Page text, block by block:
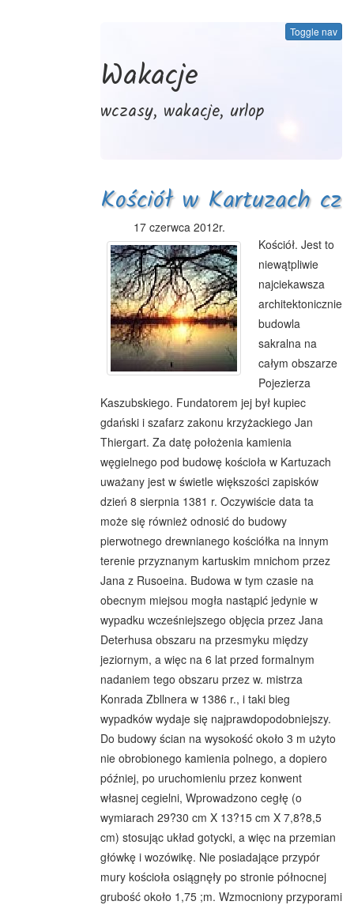
Toggle nav
Wakacje
wczasy, wakacje, urlop
Kościół w Kartuzach cz
1.
17 czerwca 2012r.
Kościół. Jest to
niewątpliwie
najciekawsza
architektonicznie
budowla
sakralna na
całym obszarze
Pojezierza
Kaszubskiego. Fundatorem jej był kupiec
gdański i szafarz zakonu krzyżackiego Jan
Thiergart. Za datę położenia kamienia
węgielnego pod budowę kościoła w Kartuzach
uważany jest w świetle większości zapisków
dzień 8 sierpnia 1381 r. Oczywiście data ta
może się również odnosić do budowy
pierwotnego drewnianego kościółka na innym
terenie przyznanym kartuskim mnichom przez
Jana z Rusoeina. Budowa w tym czasie na
obecnym miejsou mogła nastąpić jedynie w
wypadku wcześniejszego objęcia przez Jana
Deterhusa obszaru na przesmyku między
jeziornym, a więc na 6 lat przed formalnym
nadaniem tego obszaru przez w. mistrza
Konrada Zbllnera w 1386 r., i taki bieg
wypadków wydaje się najprawdopodobniejszy.
Do budowy ścian na wysokość około 3 m użyto
nie obrobionego kamienia polnego, a dopiero
później, po uruchomieniu przez konwent
własnej cegielni, Wprowadzono cegłę (o
wymiarach 29?30 cm X 13?15 cm X 7,8?8,5
cm) stosując układ gotycki, a więc na przemian
główkę i wozówikę. Nie posiadające przypór
mury kościoła osiągnęły po stronie północnej
grubość około 1,75 ;m. Wzmocniony przyporami